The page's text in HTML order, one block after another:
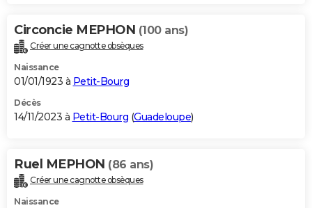
Circoncie MEPHON (100 ans)
Créer une cagnotte obsèques
Naissance
01/01/1923 à Petit-Bourg
Décès
14/11/2023 à Petit-Bourg (Guadeloupe)
Ruel MEPHON (86 ans)
Créer une cagnotte obsèques
Naissance